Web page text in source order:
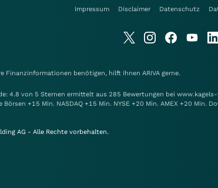
Impressum
Disclaimer Datenschutz
Finanzinformationen benötigen, hilft Ihnen ARIVA gerne.
4.8 von 5 Sternen ermittelt aus 285 Bewertungen bei
+15 Min. NASDAQ +15 Min. NYSE +20 Min. AMEX +20 Min.
AG - Alle Rechte vorbehalten.